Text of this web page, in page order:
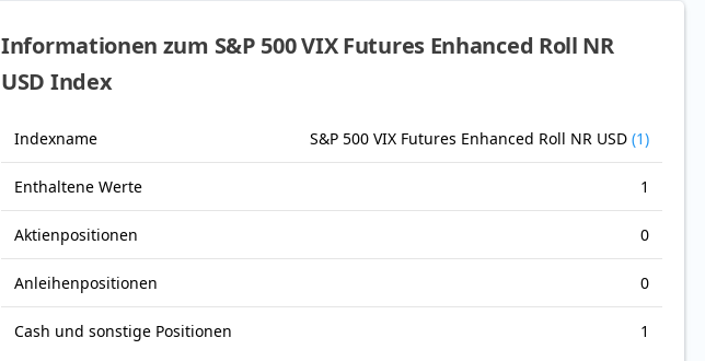
Informationen zum S&P 500 VIX Futures Enhanced Roll NR
USD Index
Indexname S&P 500 VIX Futures Enhanced Roll NR USD (1)
Enthaltene Werte 1
Aktienpositionen 0
Anleihenpositionen 0
Cash und sonstige Positionen 1